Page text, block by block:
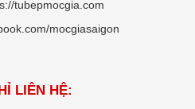
tubepmocgia.com
mocgiasaigon
LIÊN HỆ: